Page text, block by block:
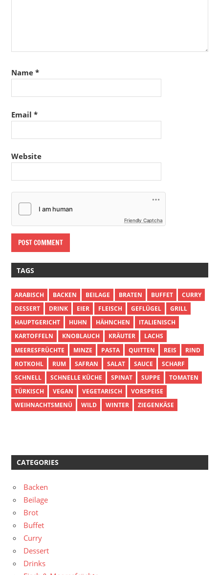
Name *
Email *
Website
Friendly Captcha
TAGS
ARABISCH BACKEN BEILAGE BRATEN BUFFET
CURRY
DESSERT
DRINK EIER FLEISCH GEFLÜGEL
GRILL
HAUPTGERICHT
HUHN HÄHNCHEN
ITALIENISCH
KARTOFFELN
KNOBLAUCH KRÄUTER
LACHS
MEERESFRÜCHTE
MINZE PASTA QUITTEN REIS
RIND
ROTKOHL
RUM SAFRAN SALAT SAUCE
SCHARF
SCHNELL
SCHNELLE KÜCHE SPINAT SUPPE
TOMATEN
TÜRKISCH
VEGAN VEGETARISCH
VORSPEISE
WEIHNACHTSMENÜ
WILD WINTER ZIEGENKÄSE
CATEGORIES
Backen
Beilage
Brot
Buffet
Curry
Dessert
Drinks